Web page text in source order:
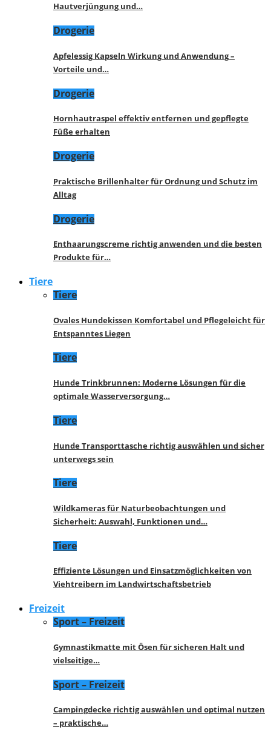
Hautverjüngung und…
Drogerie
Apfelessig Kapseln Wirkung und Anwendung –
Vorteile und…
Drogerie
Hornhautraspel effektiv entfernen und gepflegte
Füße erhalten
Drogerie
Praktische Brillenhalter für Ordnung und Schutz im
Alltag
Drogerie
Enthaarungscreme richtig anwenden und die besten
Produkte für…
Tiere
Tiere
Ovales Hundekissen Komfortabel und Pflegeleicht für
Entspanntes Liegen
Tiere
Hunde Trinkbrunnen: Moderne Lösungen für die
optimale Wasserversorgung…
Tiere
Hunde Transporttasche richtig auswählen und sicher
unterwegs sein
Tiere
Wildkameras für Naturbeobachtungen und
Sicherheit: Auswahl, Funktionen und…
Tiere
Effiziente Lösungen und Einsatzmöglichkeiten von
Viehtreibern im Landwirtschaftsbetrieb
Freizeit
Sport – Freizeit
Gymnastikmatte mit Ösen für sicheren Halt und
vielseitige…
Sport – Freizeit
Campingdecke richtig auswählen und optimal nutzen
– praktische…